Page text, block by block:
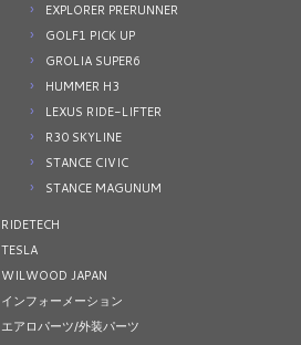
EXPLORER PRERUNNER
GOLF1 PICK UP
GROLIA SUPER6
HUMMER H3
LEXUS RIDE-LIFTER
R30 SKYLINE
STANCE CIVIC
STANCE MAGUNUM
RIDETECH
TESLA
WILWOOD JAPAN
インフォーメーション
エアロパーツ/外装パーツ